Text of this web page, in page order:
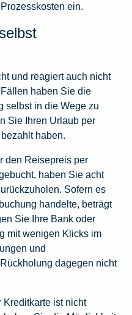
ein.
und reagiert auch nicht
haben Sie die
selbst in die Wege zu
Sie Ihren Urlaub per
haben.
den Reisepreis per
haben Sie acht
Sofern es
handelte, beträgt
Sie Ihre Bank oder
mit wenigen Klicks im
und
dagegen nicht
Kreditkarte ist nicht